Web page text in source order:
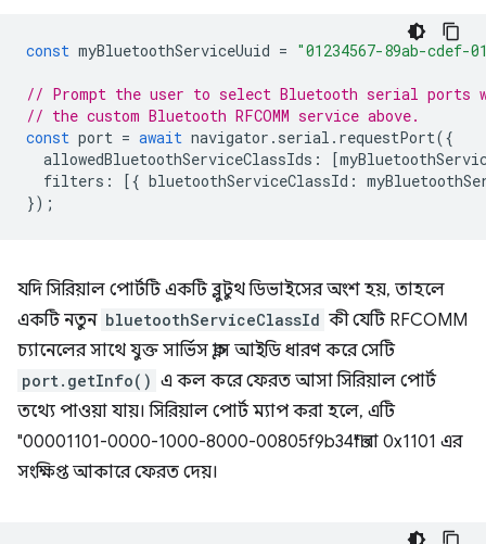
const myBluetoothServiceUuid = "01234567-89ab-cdef-
// Prompt the user to select Bluetooth serial ports
// the custom Bluetooth RFCOMM service above.
const port = await navigator . serial . requestPort({
allowedBluetoothServiceClassIds : [
filters : [{ bluetoothServiceClassId :
});
যদি সিরিয়াল পোর্টটি একটি ব্লুটুথ ডিভাইসের অংশ হয়, তাহলে
একটি নতুন bluetoothServiceClassId কী যেটি RFCOMM
চ্যানেলের সাথে যুক্ত সার্ভিস ক্লাস আইডি ধারণ করে সেটি
port.getInfo() এ কল করে ফেরত আসা সিরিয়াল পোর্ট
তথ্যে পাওয়া যায়। সিরিয়াল পোর্ট ম্যাপ করা হলে, এটি
"00001101-0000-1000-8000-00805f9b34fb" বা 0x1101 এর
সংক্ষিপ্ত আকারে ফেরত দেয়।